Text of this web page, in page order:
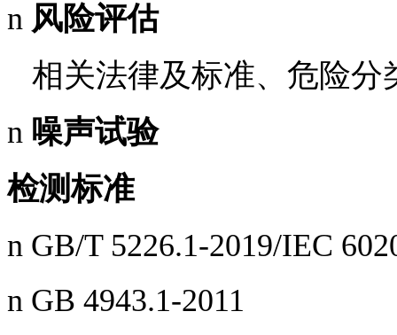
n 风险评估
相关法律及标准、危险
n 噪声试验
检测标准
n GB/T 5226.1-2019/IEC
n GB 4943.1-2011